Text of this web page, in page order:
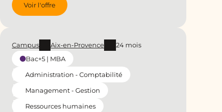
Voir l'offre
Campus Aix-en-Provence
24 mois
Bac+5 | MBA
Administration - Comptabilité
Management - Gestion
Ressources humaines